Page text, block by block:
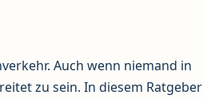
Auch wenn niemand in
zu sein. In diesem Ratgeber